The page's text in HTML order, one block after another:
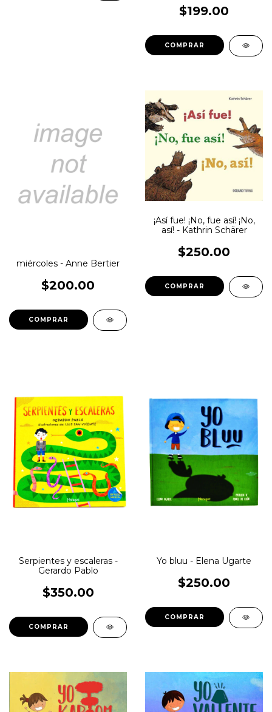
$199.00
miércoles - Anne Bertier
$200.00
¡Así fue! ¡No, fue así! ¡No,
así! - Kathrin Schärer
$250.00
Serpientes y escaleras -
Gerardo Pablo
$350.00
Yo bluu - Elena Ugarte
$250.00